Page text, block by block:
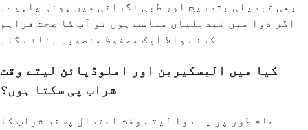
بھی تبدیلی بتدریج اور طبی نگرانی میں ہونی چاہیے۔
اگر دوا میں تبدیلیاں مناسب ہوں تو آپ کا صحت فراہم
کرنے والا ایک محفوظ منصوبہ بنائے گا۔
کیا میں الیسکیرین اور املوڈپائن لیتے وقت
شراب پی سکتا ہوں؟
عام طور پر یہ دوا لیتے وقت اعتدال پسند شراب کا